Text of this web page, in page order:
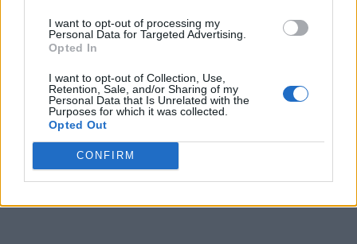
I want to opt-out of processing my
Personal Data for Targeted Advertising.
Opted In
I want to opt-out of Collection, Use,
Retention, Sale, and/or Sharing of my
Personal Data that Is Unrelated with the
Purposes for which it was collected.
Opted Out
CONFIRM